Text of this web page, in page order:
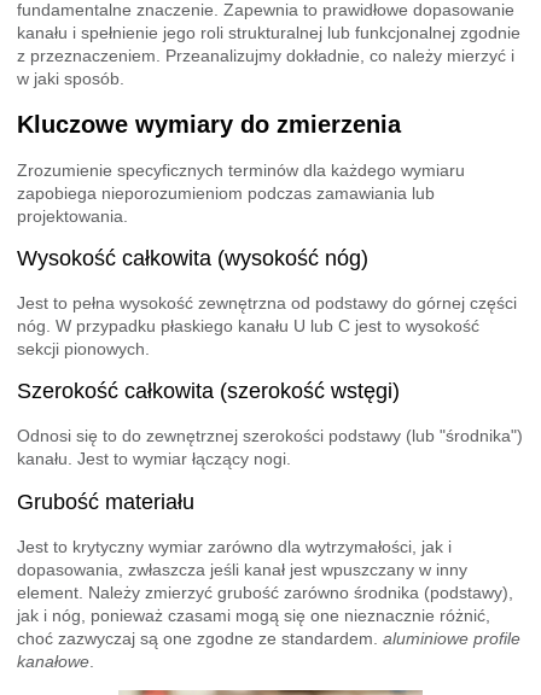
fundamentalne znaczenie. Zapewnia to prawidłowe dopasowanie
kanału i spełnienie jego roli strukturalnej lub funkcjonalnej zgodnie
z przeznaczeniem. Przeanalizujmy dokładnie, co należy mierzyć i
w jaki sposób.
Kluczowe wymiary do zmierzenia
Zrozumienie specyficznych terminów dla każdego wymiaru
zapobiega nieporozumieniom podczas zamawiania lub
projektowania.
Wysokość całkowita (wysokość nóg)
Jest to pełna wysokość zewnętrzna od podstawy do górnej części
nóg. W przypadku płaskiego kanału U lub C jest to wysokość
sekcji pionowych.
Szerokość całkowita (szerokość wstęgi)
Odnosi się to do zewnętrznej szerokości podstawy (lub "środnika")
kanału. Jest to wymiar łączący nogi.
Grubość materiału
Jest to krytyczny wymiar zarówno dla wytrzymałości, jak i
dopasowania, zwłaszcza jeśli kanał jest wpuszczany w inny
element. Należy zmierzyć grubość zarówno środnika (podstawy),
jak i nóg, ponieważ czasami mogą się one nieznacznie różnić,
choć zazwyczaj są one zgodne ze standardem. aluminiowe profile
kanałowe